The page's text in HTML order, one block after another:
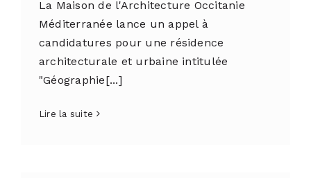
La Maison de l'Architecture Occitanie
Méditerranée lance un appel à
candidatures pour une résidence
architecturale et urbaine intitulée
"Géographie[...]
Lire la suite